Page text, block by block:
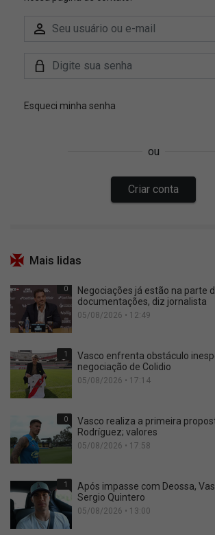
Mais lidas
0
Negociações já estão na parte
documentações, diz jornalista
05/08/2026 • 12:49
1
Vasco enfrenta obstáculo
negociação de Colidio
05/08/2026 • 17:14
0
Vasco realiza a primeira
Rodríguez; valores
05/08/2026 • 17:58
1
Após impasse com Deossa,
Sergio Quintero
05/08/2026 • 13:00